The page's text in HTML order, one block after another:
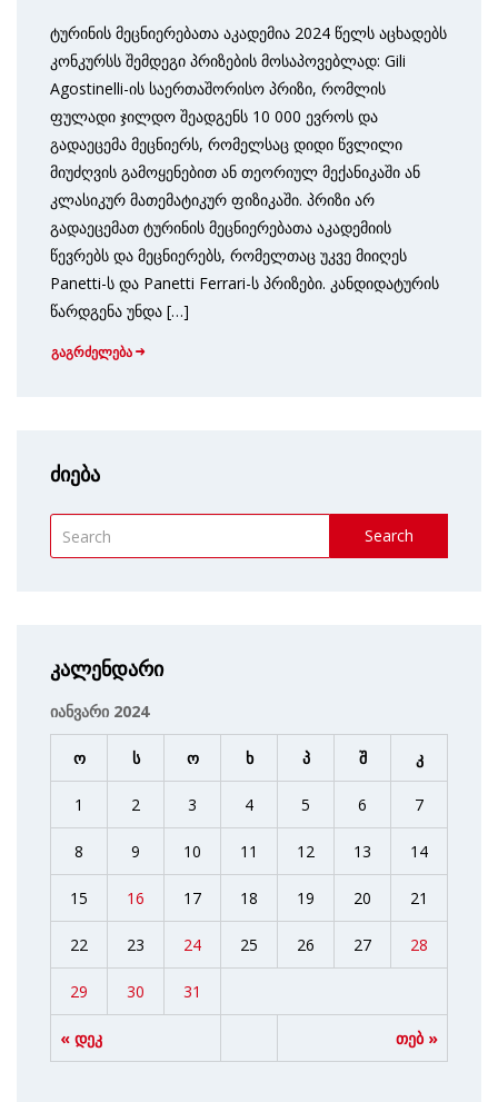
ტურინის მეცნიერებათა აკადემია 2024 წელს აცხადებს
კონკურსს შემდეგი პრიზების მოსაპოვებლად: Gili
Agostinelli-ის საერთაშორისო პრიზი, რომლის
ფულადი ჯილდო შეადგენს 10 000 ევროს და
გადაეცემა მეცნიერს, რომელსაც დიდი წვლილი
მიუძღვის გამოყენებით ან თეორიულ მექანიკაში ან
კლასიკურ მათემატიკურ ფიზიკაში. პრიზი არ
გადაეცემათ ტურინის მეცნიერებათა აკადემიის
წევრებს და მეცნიერებს, რომელთაც უკვე მიიღეს
Panetti-ს და Panetti Ferrari-ს პრიზები. კანდიდატურის
წარდგენა უნდა […]
გაგრძელება
ძიება
Search
კალენდარი
იანვარი 2024
ო ს ო ხ პ შ კ
« დეკ თებ »
1 2 3 4 5 6 7
8 9 10 11 12 13 14
15 16 17 18 19 20 21
22 23 24 25 26 27 28
29 30 31